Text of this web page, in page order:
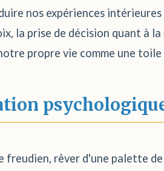
nos expériences
la prise de décision quant à
propre vie comme une toile
freudien, rêver d'une palette